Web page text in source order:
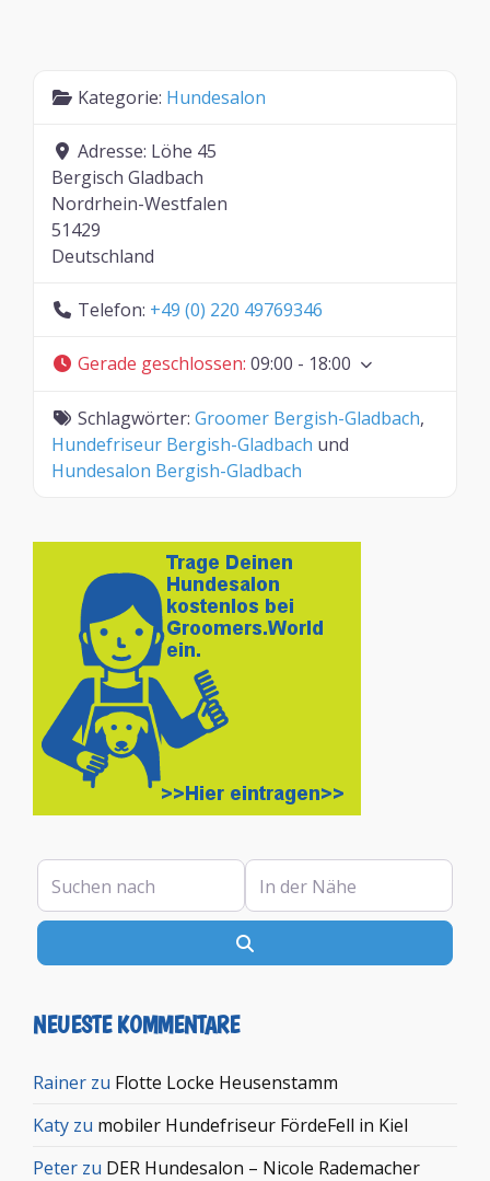
Kategorie: Hundesalon
Adresse: Löhe 45
Bergisch Gladbach
Nordrhein-Westfalen
51429
Deutschland
Telefon: +49 (0) 220 49769346
Gerade geschlossen: 09:00 - 18:00
Schlagwörter: Groomer Bergish-Gladbach,
Hundefriseur Bergish-Gladbach und
Hundesalon Bergish-Gladbach
Suchen nach In der Nähe
NEUESTE KOMMENTARE
Rainer zu Flotte Locke Heusenstamm
Katy zu mobiler Hundefriseur FördeFell in Kiel
Peter zu DER Hundesalon – Nicole Rademacher